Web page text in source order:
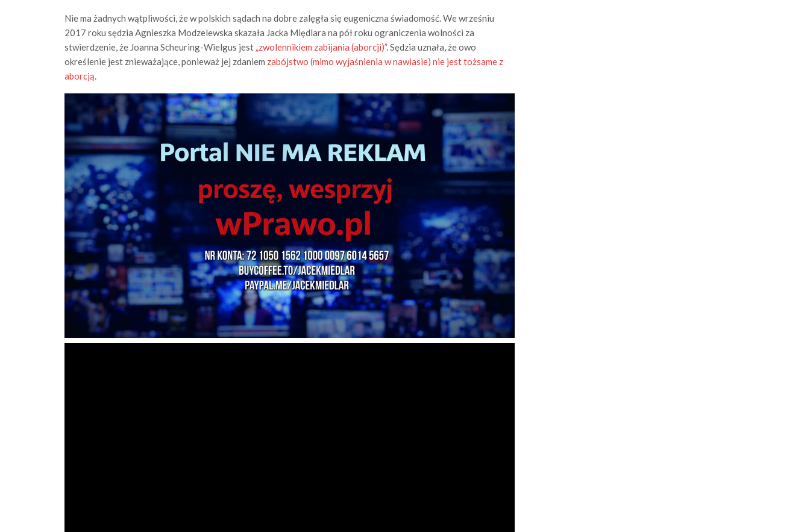
Nie ma żadnych wątpliwości, że w polskich sądach na dobre zalęgła się eugeniczna świadomość. We wrześniu
2017 roku sędzia Agnieszka Modzelewska skazała Jacka Międlara na pół roku ograniczenia wolności za
stwierdzenie, że Joanna Scheuring-Wielgus jest„zwolennikiem zabijania (aborcji)”. Sędzia uznała, że owo
określenie jest znieważające, ponieważ jej zdaniem zabójstwo (mimo wyjaśnienia w nawiasie) nie jest tożsame z
aborcją.